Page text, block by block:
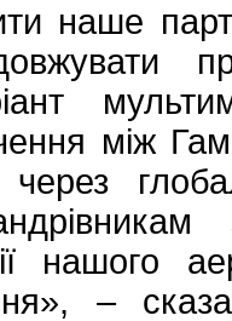
наше
між
через
нашого
–